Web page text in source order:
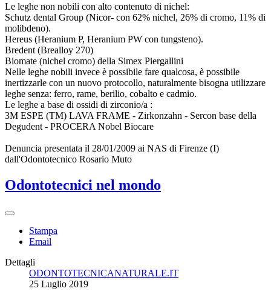
Le leghe non nobili con alto contenuto di nichel:
Schutz dental Group (Nicor- con 62% nichel, 26% di cromo, 11% di
molibdeno).
Hereus (Heranium P, Heranium PW con tungsteno).
Bredent (Brealloy 270)
Biomate (nichel cromo) della Simex Piergallini
Nelle leghe nobili invece è possibile fare qualcosa, è possibile
inertizzarle con un nuovo protocollo, naturalmente bisogna utilizzare
leghe senza: ferro, rame, berilio, cobalto e cadmio.
Le leghe a base di ossidi di zirconio/a :
3M ESPE (TM) LAVA FRAME - Zirkonzahn - Sercon base della
Degudent - PROCERA Nobel Biocare
Denuncia presentata il 28/01/2009 ai NAS di Firenze (I)
dall'Odontotecnico Rosario Muto
Odontotecnici nel mondo
Stampa
Email
Dettagli
ODONTOTECNICANATURALE.IT
25 Luglio 2019